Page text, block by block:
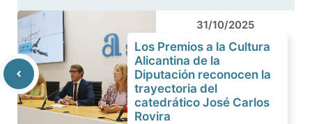
31/10/2025
Los Premios a la Cultura
Alicantina de la
Diputación reconocen la
trayectoria del
catedrático José Carlos
Rovira